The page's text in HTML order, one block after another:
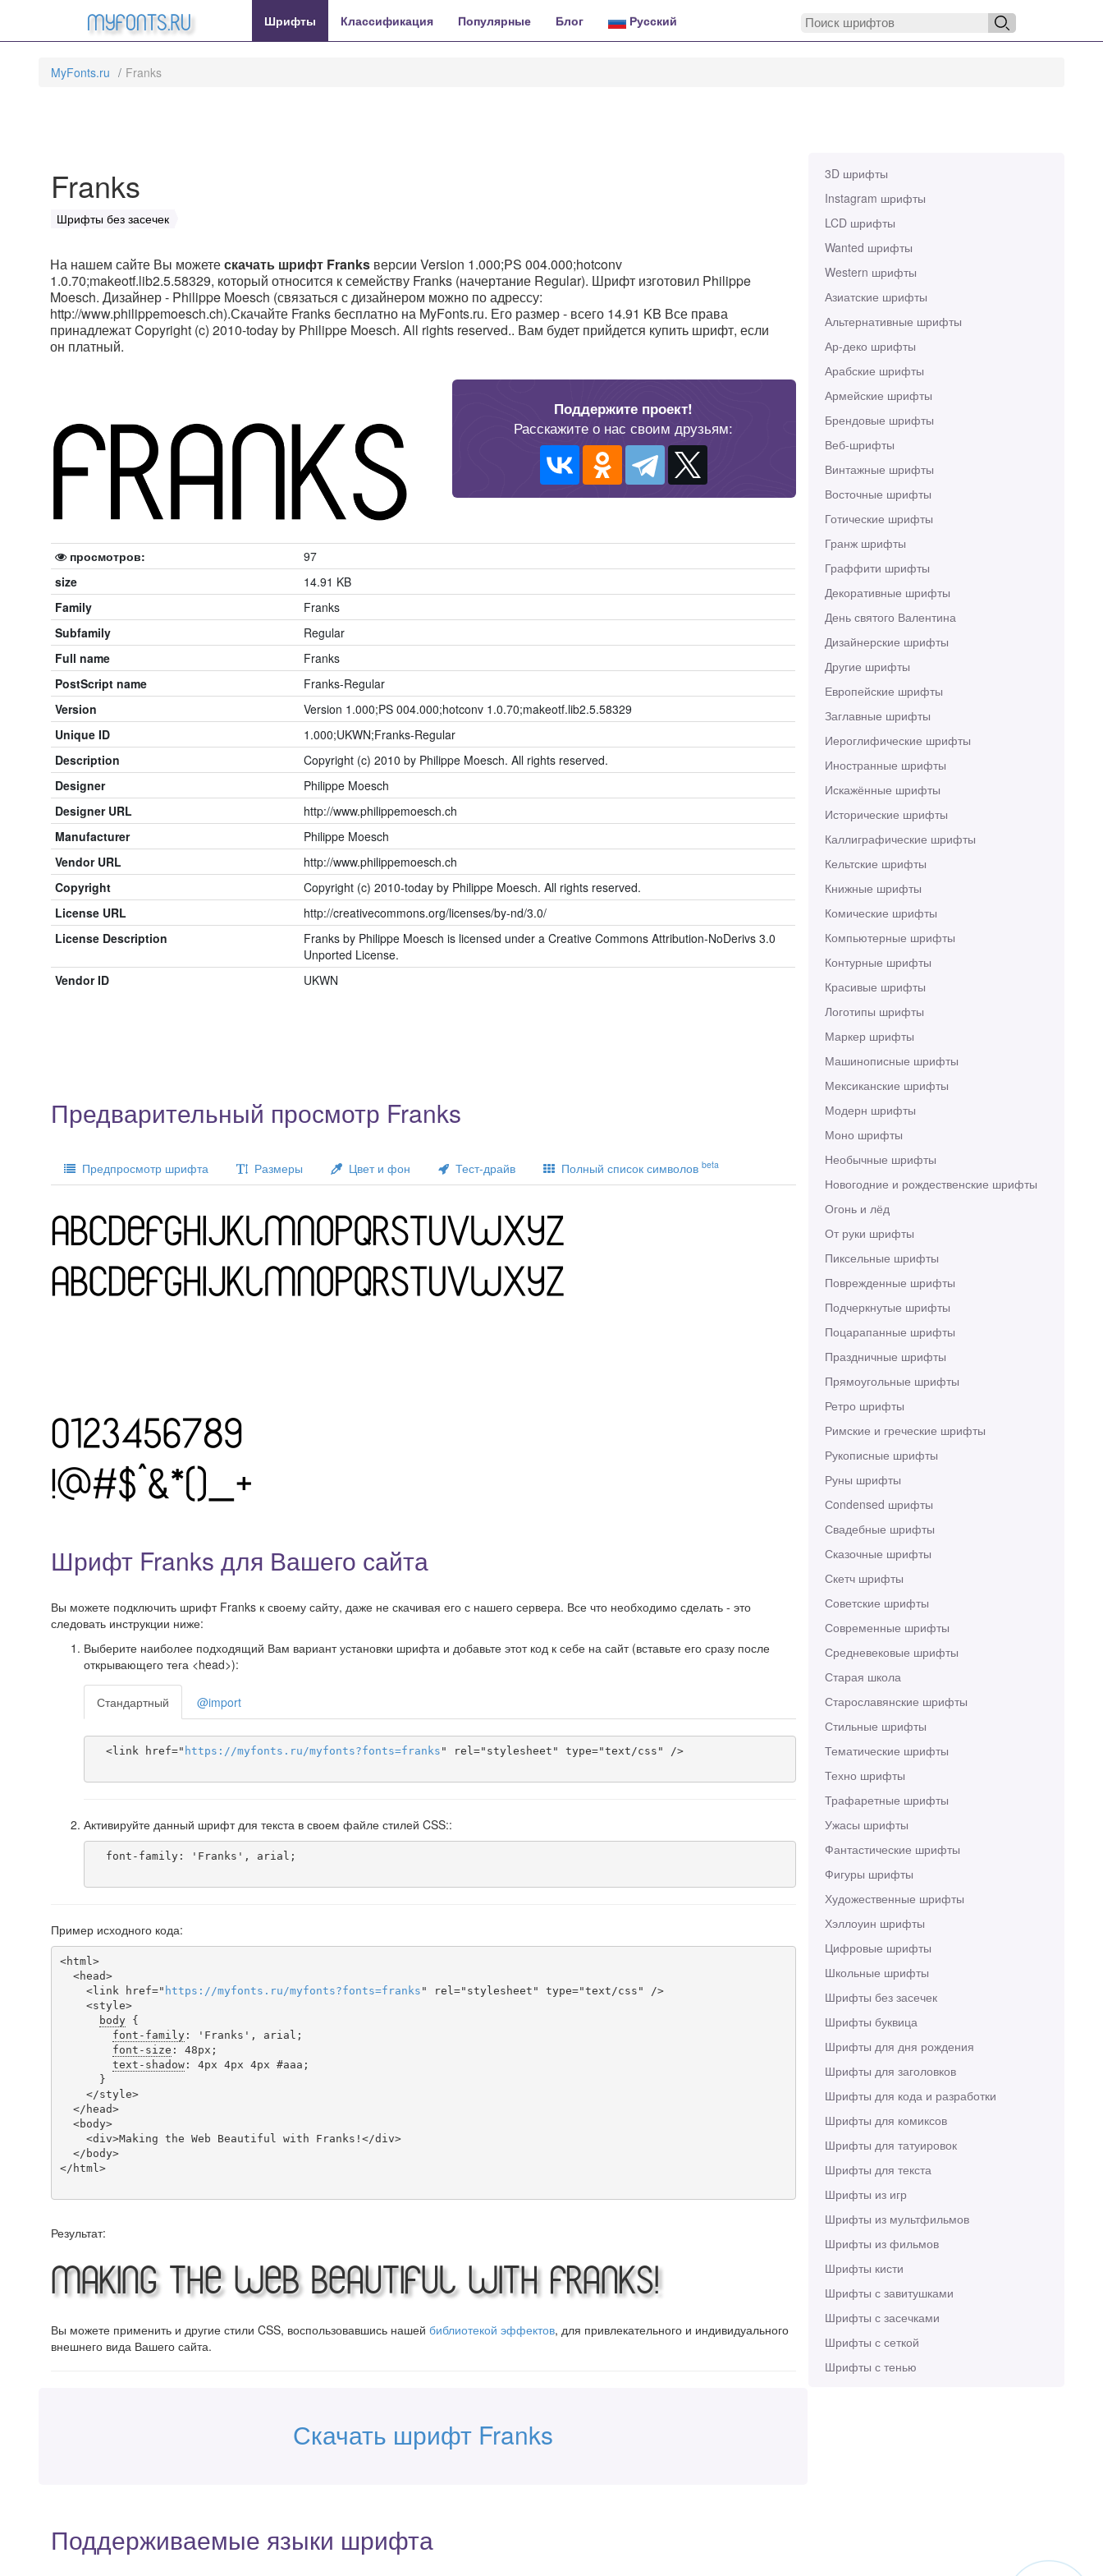
MyFonts.ru Шрифты Классификация Популярные Блог Русский
MyFonts.ru Franks
3D шрифты
Instagram шрифты
LCD шрифты
Wanted шрифты
Western шрифты
Азиатские шрифты
Альтернативные шрифты
Ар-деко шрифты
Арабские шрифты
Армейские шрифты
Брендовые шрифты
Веб-шрифты
Винтажные шрифты
Восточные шрифты
Готические шрифты
Гранж шрифты
Граффити шрифты
Декоративные шрифты
День святого Валентина
Дизайнерские шрифты
Другие шрифты
Европейские шрифты
Заглавные шрифты
Иероглифические шрифты
Иностранные шрифты
Искажённые шрифты
Исторические шрифты
Каллиграфические шрифты
Кельтские шрифты
Книжные шрифты
Комические шрифты
Компьютерные шрифты
Контурные шрифты
Красивые шрифты
Логотипы шрифты
Маркер шрифты
Машинописные шрифты
Мексиканские шрифты
Модерн шрифты
Моно шрифты
Необычные шрифты
Новогодние и рождественские шрифты
Огонь и лёд
От руки шрифты
Пиксельные шрифты
Поврежденные шрифты
Подчеркнутые шрифты
Поцарапанные шрифты
Праздничные шрифты
Прямоугольные шрифты
Ретро шрифты
Римские и греческие шрифты
Рукописные шрифты
Руны шрифты
Сondensed шрифты
Свадебные шрифты
Сказочные шрифты
Скетч шрифты
Советские шрифты
Современные шрифты
Средневековые шрифты
Старая школа
Старославянские шрифты
Стильные шрифты
Тематические шрифты
Техно шрифты
Трафаретные шрифты
Ужасы шрифты
Фантастические шрифты
Фигуры шрифты
Художественные шрифты
Хэллоуин шрифты
Цифровые шрифты
Школьные шрифты
Шрифты без засечек
Шрифты буквица
Шрифты для дня рождения
Шрифты для заголовков
Шрифты для кода и разработки
Шрифты для комиксов
Шрифты для татуировок
Шрифты для текста
Шрифты из игр
Шрифты из мультфильмов
Шрифты из фильмов
Шрифты кисти
Шрифты с завитушками
Шрифты с засечками
Шрифты с сеткой
Шрифты с тенью
Franks
Шрифты без засечек
На нашем сайте Вы можетескачать шрифт Franks версии Version 1.000;PS 004.000;hotconv
1.0.70;makeotf.lib2.5.58329, который относится к семейству Franks (начертание Regular). Шрифт изготовил Philippe
Moesch. Дизайнер - Philippe Moesch (связаться с дизайнером можно по адрессу:
http://www.philippemoesch.ch).Скачайте Franks бесплатно на MyFonts.ru. Его размер - всего 14.91 KB Все права
принадлежат Copyright (c) 2010-today by Philippe Moesch. All rights reserved.. Вам будет прийдется купить шрифт, если
он платный.
Поддержите проект!
Расскажите о нас своим друзьям:
просмотров:
97
size
14.91 KB
Family
Franks
Subfamily
Regular
Full name
Franks
PostScript name
Franks-Regular
Version
Version 1.000;PS 004.000;hotconv 1.0.70;makeotf.lib2.5.58329
Unique ID
1.000;UKWN;Franks-Regular
Description
Copyright (c) 2010 by Philippe Moesch. All rights reserved.
Designer
Philippe Moesch
Designer URL
http://www.philippemoesch.ch
Manufacturer
Philippe Moesch
Vendor URL
http://www.philippemoesch.ch
Copyright
Copyright (c) 2010-today by Philippe Moesch. All rights reserved.
License URL
http://creativecommons.org/licenses/by-nd/3.0/
License Description
Franks by Philippe Moesch is licensed under a Creative Commons Attribution-NoDerivs 3.0
Unported License.
Vendor ID
UKWN
Предварительный просмотр Franks
Предпросмотр шрифта Размеры Цвет и фон Тест-драйв Полный список символов beta
Шрифт Franks для Вашего сайта
Вы можете подключить шрифт Franks к своему сайту, даже не скачивая его с нашего сервера. Все что необходимо сделать - это
следовать инструкции ниже:
Выберите наиболее подходящий Вам вариант установки шрифта и добавьте этот код к себе на сайт (вставьте его сразу после
открывающего тега <head>):
Стандартный @import
  <link href="
https ://myfonts . ru/myfonts?fonts=franks " rel="stylesheet" type="text/css" />
Активируйте данный шрифт для текста в своем файле стилей CSS::
Пример исходного кода:
<html>
    <link href="
https ://myfonts . ru/myfonts?fonts=franks " rel="stylesheet" type="text/css" />
body {
font-family: 'Franks', arial;
font-size : 48px;
text-shadow: 4px 4px 4px #aaa;
</html>
Результат:
Making the Web Beautiful with Franks!
Вы можете применить и другие стили CSS, воспользовавшись нашей библиотекой эффектов, для привлекательного и индивидуального
внешнего вида Вашего сайта.
Скачать шрифт Franks
Поддерживаемые языки шрифта